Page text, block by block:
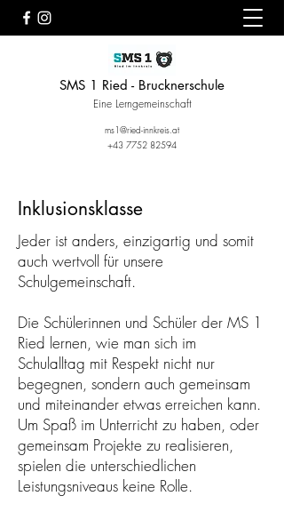
SMS 1 Ried - Brucknerschule
Eine Lerngemeinschaft
ms1@ried-innkreis.at
+43 7752 82594
Inklusionsklasse
Jeder ist anders, einzigartig und somit
auch wertvoll für unsere
Schulgemeinschaft.
Die Schülerinnen und Schüler der MS 1
Ried lernen, wie man sich im
Schulalltag mit Respekt nicht nur
begegnen, sondern auch gemeinsam
und miteinander etwas erreichen kann.
Um Spaß im Unterricht zu haben, oder
gemeinsam Projekte zu realisieren,
spielen die unterschiedlichen
Leistungsniveaus keine Rolle.